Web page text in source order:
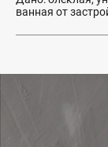
ванная от